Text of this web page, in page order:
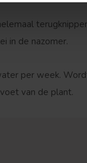
in de nazomer.
per week.
van de plant.